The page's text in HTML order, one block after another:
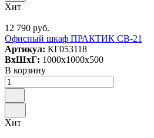
Хит
12 790 руб.
Офисный шкаф ПРАКТИК СВ-21
Артикул: КГ053118
ВxШxГ: 1000x1000x500
В корзину
Хит